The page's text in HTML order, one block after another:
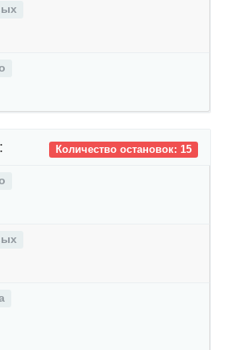
Количество остановок: 15